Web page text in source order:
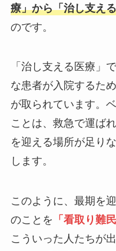
療」から「治し支え
のです。
「治し支える医療」
な患者が入院するた
が取られています。
ことは、救急で運ば
を迎える場所が足り
します。
このように、最期を
のことを 「看取り難民
こういった人たちが